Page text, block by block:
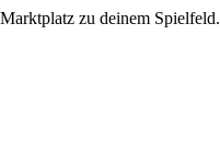
zu deinem Spielfeld.